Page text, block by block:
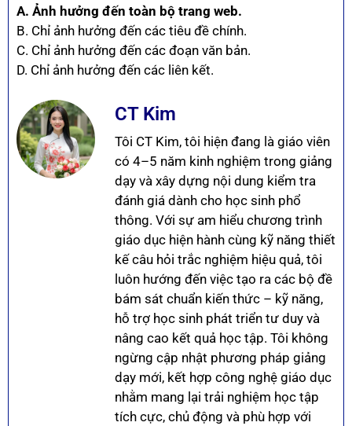
A. Ảnh hưởng đến toàn bộ trang web.
B. Chỉ ảnh hưởng đến các tiêu đề chính.
C. Chỉ ảnh hưởng đến các đoạn văn bản.
D. Chỉ ảnh hưởng đến các liên kết.
CT Kim
Tôi CT Kim, tôi hiện đang là giáo viên
có 4–5 năm kinh nghiệm trong giảng
dạy và xây dựng nội dung kiểm tra
đánh giá dành cho học sinh phổ
thông. Với sự am hiểu chương trình
giáo dục hiện hành cùng kỹ năng thiết
kế câu hỏi trắc nghiệm hiệu quả, tôi
luôn hướng đến việc tạo ra các bộ đề
bám sát chuẩn kiến thức – kỹ năng,
hỗ trợ học sinh phát triển tư duy và
nâng cao kết quả học tập. Tôi không
ngừng cập nhật phương pháp giảng
dạy mới, kết hợp công nghệ giáo dục
nhằm mang lại trải nghiệm học tập
tích cực, chủ động và phù hợp với